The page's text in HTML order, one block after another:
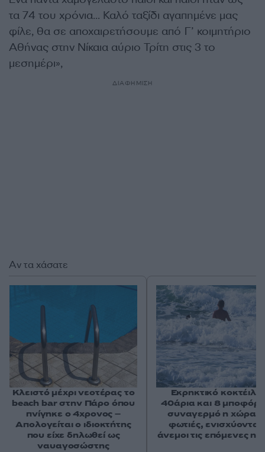
τα 74 του χρόνια… Καλό ταξίδι αγαπημένε μας
φίλε, θα σε αποχαιρετήσουμε από Γ’ κοιμητήριο
Αθήνας στην Νίκαια αύριο Τρίτη στις 3 το
μεσημέρι»,
ΔΙΑΦΗΜΙΣΗ
Αν τα χάσατε
Κλειστό μέχρι νεοτέρας το
beach bar στην Πάρο όπου
πνίγηκε ο 4χρονος –
Απολογείται ο ιδιοκτήτης
που είχε δηλωθεί ως
ναυαγοσώστης
Εκρηκτικό κοκτέιλ
40άρια και 8 μποφόρ
συναγερμό η χώρα
φωτιές, ενισχύονται
άνεμοι τις επόμενες